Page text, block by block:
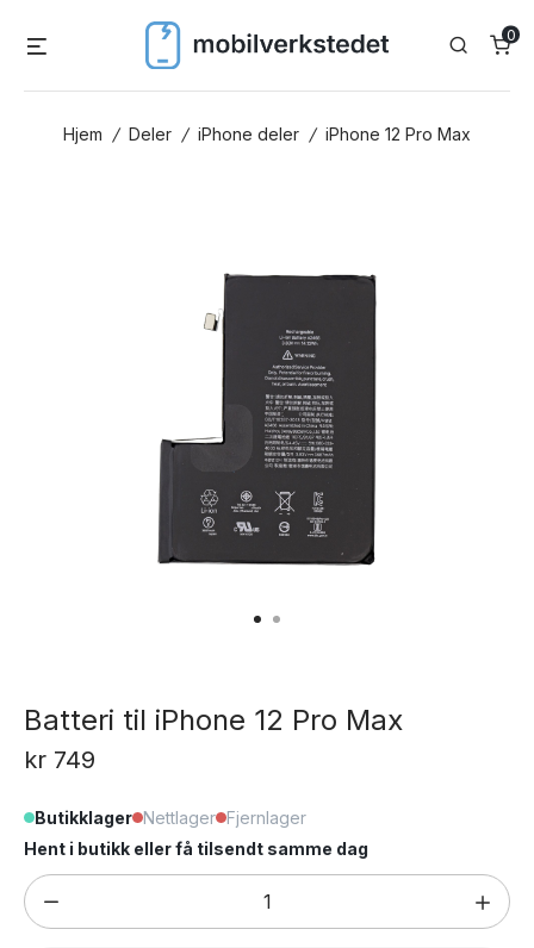
Search
0
Hjem / Deler / iPhone deler / iPhone 12 Pro Max
Batteri til iPhone 12 Pro Max
kr 749
Butikklager Nettlager Fjernlager
Hent i butikk eller få tilsendt samme dag
Batteri
til